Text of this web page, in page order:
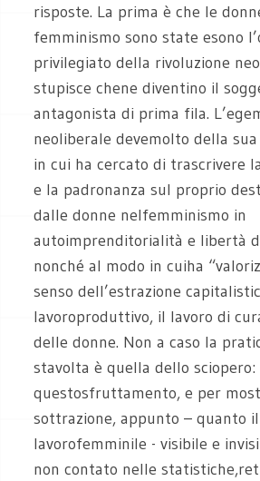
risposte. La prima è che le
femminismo sono state esono
privilegiato della rivoluzione
stupisce chene diventino il
antagonista di prima fila.
neoliberale devemolto della
in cui ha cercato di trascrivere
e la padronanza sul proprio
dalle donne nelfemminismo in
autoimprenditorialità e libertà
nonché al modo in cuiha
senso dell’estrazione
lavoroproduttivo, il lavoro di
delle donne. Non a caso la
stavolta è quella dello
questosfruttamento, e per
sottrazione, appunto – quanto il
lavorofemminile - visibile e
non contato nelle